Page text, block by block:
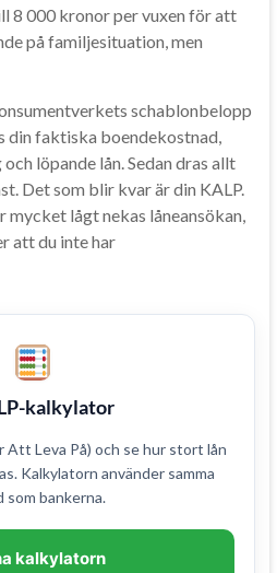
8 000 kronor per vuxen för att
på familjesituation, men
schablonbelopp
din faktiska boendekostnad,
löpande lån. Sedan dras allt
Det som blir kvar är din KALP.
lågt nekas låneansökan,
att du inte har
kalkylator
Att Leva På) och se hur stort lån
Kalkylatorn använder samma
som bankerna.
kalkylatorn